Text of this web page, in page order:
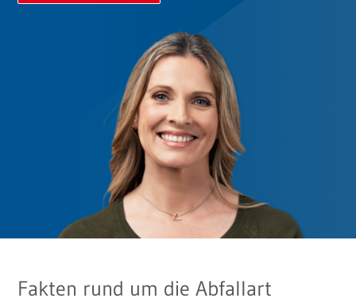
Fakten rund um die Abfallart